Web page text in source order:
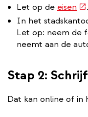
Let op de eisen
.
In het
Let op: neem de
neemt aan de
Stap 2:
Dat kan online of in